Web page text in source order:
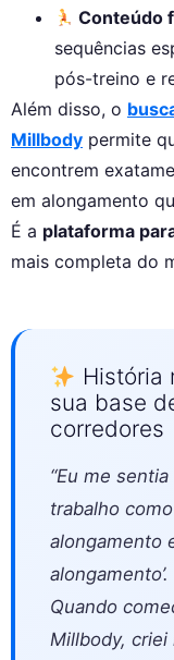
Conteúdo
sequências
pós-treino e
Além disso, o
Millbody permite
encontrem
em alongamento
É a plataforma
mais completa do
História
sua base
corredores
“Eu me
trabalho
alongamento
alongamento’.
Quando
Millbody, criei